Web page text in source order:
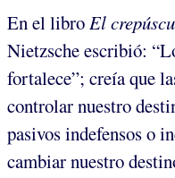
En el libroEl
Nietzsche escribió:
fortalece”; creía que
controlar nuestro
pasivos indefensos o
cambiar nuestro